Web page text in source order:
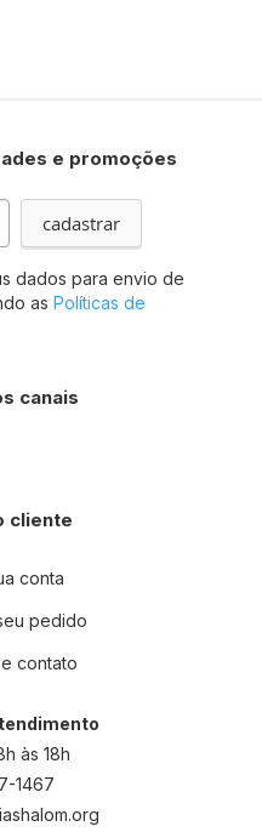
e promoções
cadastrar
dados para envio de
as Políticas de
canais
cliente
conta
pedido
contato
às 18h
1467